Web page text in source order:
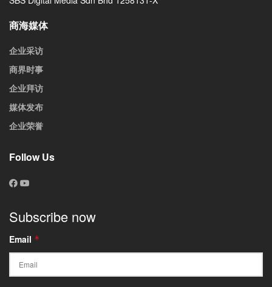
商海媒体
企业采访
商界时事
企业拜访
媒体发布
企业荣誉
Follow Us
Subscribe now
Email *